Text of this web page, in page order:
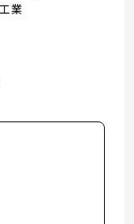
業